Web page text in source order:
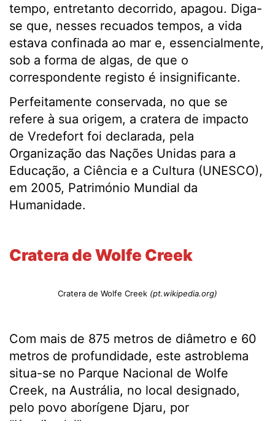
tempo, entretanto decorrido, apagou. Diga-
se que, nesses recuados tempos, a vida
estava confinada ao mar e, essencialmente,
sob a forma de algas, de que o
correspondente registo é insignificante.
Perfeitamente conservada, no que se
refere à sua origem, a cratera de impacto
de Vredefort foi declarada, pela
Organização das Nações Unidas para a
Educação, a Ciência e a Cultura (UNESCO),
em 2005, Património Mundial da
Humanidade.
Cratera de Wolfe Creek
Cratera de Wolfe Creek (pt.wikipedia.org)
Com mais de 875 metros de diâmetro e 60
metros de profundidade, este astroblema
situa-se no Parque Nacional de Wolfe
Creek, na Austrália, no local designado,
pelo povo aborígene Djaru, por